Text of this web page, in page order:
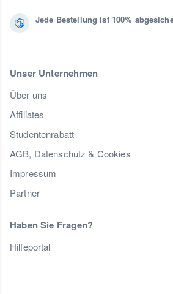
Jede Bestellung ist 100%
Unser Unternehmen
Über uns
Affiliates
Studentenrabatt
AGB, Datenschutz & Cookies
Impressum
Partner
Haben Sie Fragen?
Hilfeportal